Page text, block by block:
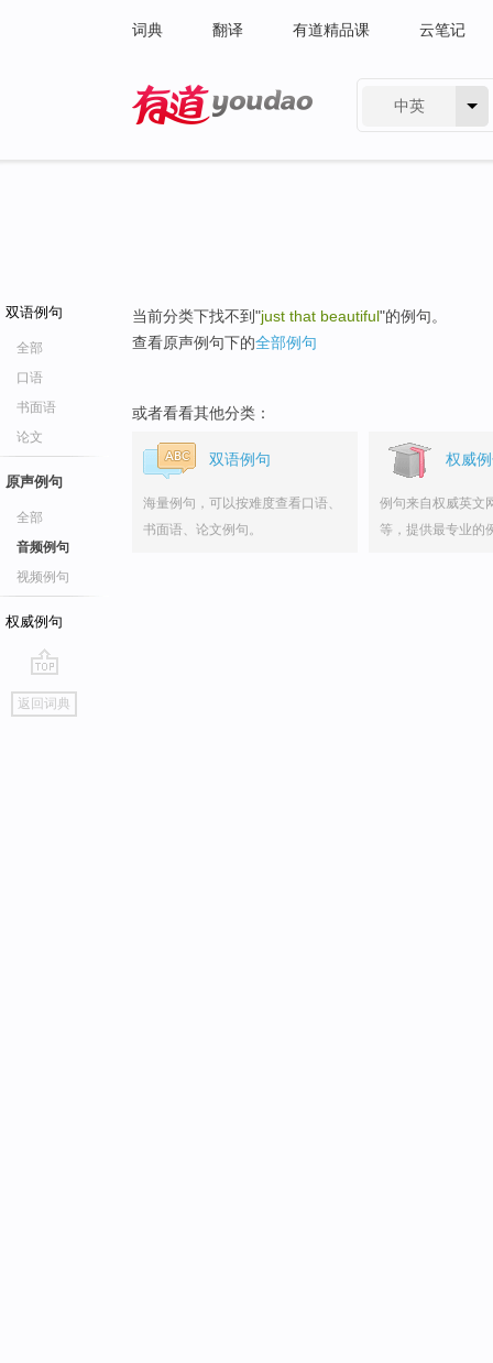
词典 翻译 有道精品课 云笔记
中英
双语例句
全部
口语
书面语
论文
原声例句
全部
音频例句
视频例句
权威例句
go
top
返回词典
当前分类下找不到"just that beautiful"的例句。
查看原声例句下的全部例句
或者看看其他分类：
双语例句
海量例句，可以按难度查看口语、
书面语、论文例句。
权威
例句来自权威英文
等，提供最专业的